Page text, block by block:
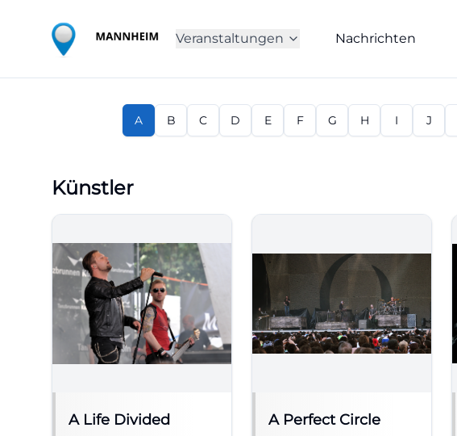
Veranstaltungen Nachrichten
A B C D E F G H I J
Künstler
A Life Divided A Perfect Circle